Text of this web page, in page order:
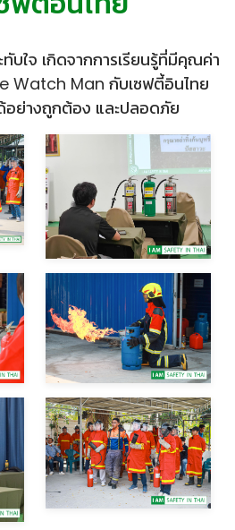
บใจ เกิดจากการเรียนรู้ที่มีคุณค่า
Watch Man กับเซฟตี้อินไทย
อย่างถูกต้อง และปลอดภัย